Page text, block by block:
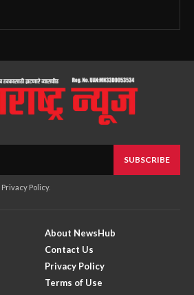
SUBSCRIBE
Privacy Policy.
About NewsHub
Contact Us
Privacy Policy
Terms of Use